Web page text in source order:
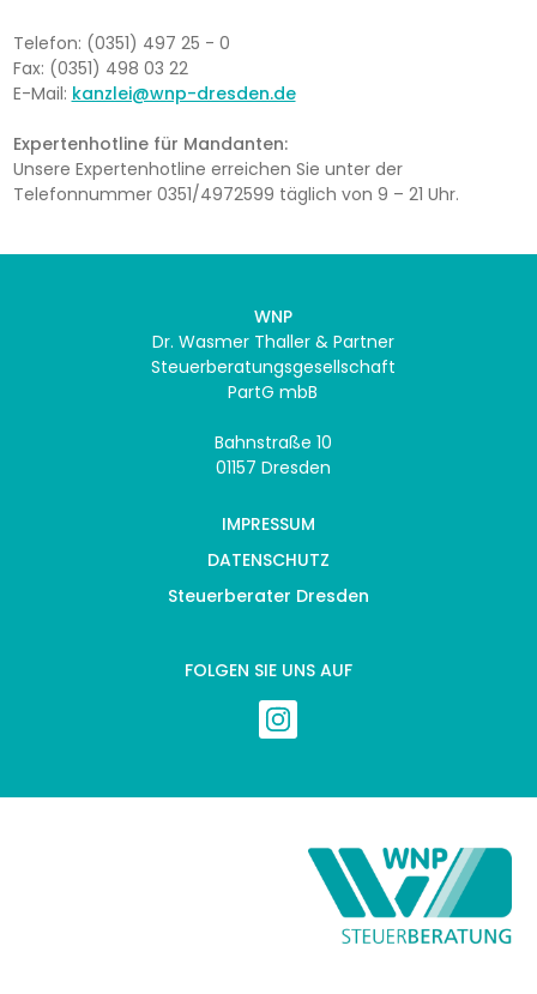
Telefon: (0351) 497 25 - 0
Fax: (0351) 498 03 22
E-Mail: kanzlei@wnp-dresden.de
Expertenhotline für Mandanten:
Unsere Expertenhotline erreichen Sie unter der
Telefonnummer 0351/4972599 täglich von 9 – 21 Uhr.
WNP
Dr. Wasmer Thaller & Partner
Steuerberatungsgesellschaft
PartG mbB
Bahnstraße 10
01157 Dresden
IMPRESSUM
DATENSCHUTZ
Steuerberater Dresden
FOLGEN SIE UNS AUF